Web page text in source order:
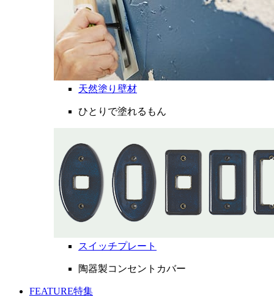
天然塗り壁材
ひとりで塗れるもん
スイッチプレート
陶器製コンセントカバー
FEATURE特集